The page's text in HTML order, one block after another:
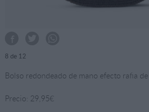
8 de 12
Bolso redondeado de mano efecto rafia de
Precio: 29,95€